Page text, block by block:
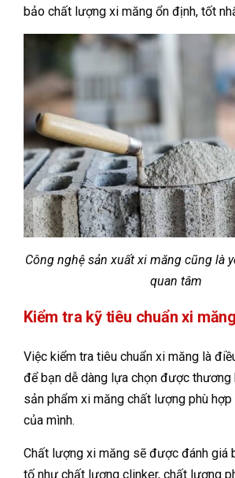
bảo chất lượng xi măng ổn định, tốt
Công nghệ sản xuất xi măng cũng là
quan tâm
Kiểm tra kỹ tiêu chuẩn xi măng
Việc kiểm tra tiêu chuẩn xi măng là
để bạn dễ dàng lựa chọn được thương
sản phẩm xi măng chất lượng phù
của mình.
Chất lượng xi măng sẽ được đánh giá
tố như chất lượng clinker, chất lượng